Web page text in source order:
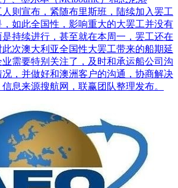
人则宣布，紧随布里斯班，陆续加入罢工
如此全国性，影响重大的大罢工并没有
持续进行，甚至就在本周一，罢工还在
次澳大利亚全国性大罢工带来的船期延
需要特别关注了，及时和承运船公司沟
，并做好和澳洲客户的沟通，协商解决
息来源搜航网，联赢团队整理发布。